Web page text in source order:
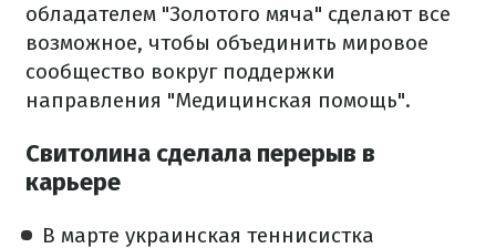
обладателем "Золотого мяча" сделают все
возможное, чтобы объединить мировое
сообщество вокруг поддержки
направления "Медицинская помощь".
Свитолина сделала перерыв в
карьере
В марте украинская теннисистка